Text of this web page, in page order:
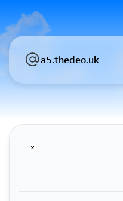
a5.thedeo.uk